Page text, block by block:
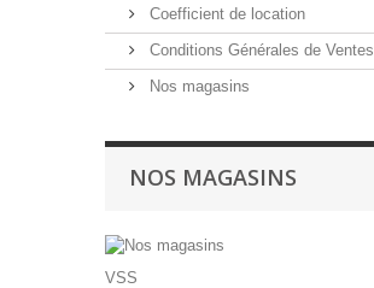
Coefficient de location
Conditions Générales de Ventes
Nos magasins
NOS MAGASINS
VSS